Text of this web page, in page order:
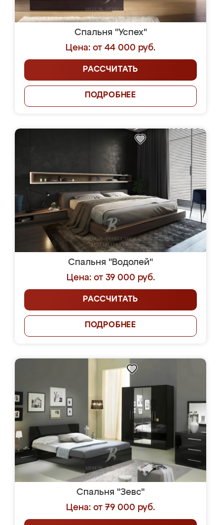
Спальня "Успех"
Цена: от 44 000 руб.
РАССЧИТАТЬ
ПОДРОБНЕЕ
Спальня "Водолей"
Цена: от 39 000 руб.
РАССЧИТАТЬ
ПОДРОБНЕЕ
Спальня "Зевс"
Цена: от 79 000 руб.